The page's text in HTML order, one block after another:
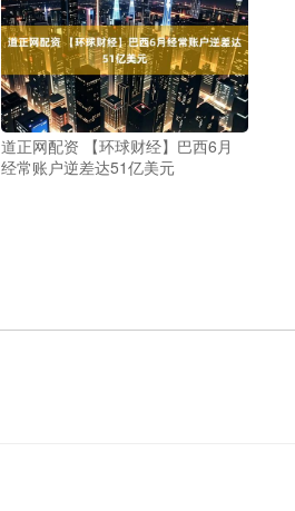
道正网配资 【环球财经】巴西6月
经常账户逆差达51亿美元